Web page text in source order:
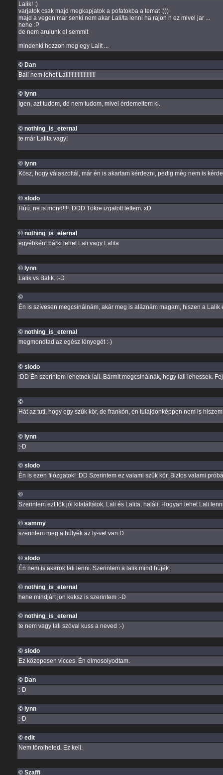
Lalik! :)
varjatok csak majd megkapjatok a pofatokba a temat :)))
majd a vegen mar senki nem akar Lali/ta lenni ha rajon h ez mivel jar ...
hehe :P
de nem arulunk el semmit
mindenki hozzon meg egy Lalit ...
© Dan
Bali nem lehet Lali!!!!!!!!!!!!!!!!!!
© lynn
Igen, azt tudom, de nem tudom, mivel érdemeltem ki.
© nothing_is_eternal
te már Lalita vagy!
© lynn
Kösz, hogy válaszoltál, már én is akartam kérdezni, pedig még nem is
© slodo
Húú, ne is mond!!!! :DDD Tökre izgatott lettem. xD
© nothing_is_eternal
egyébként bárki lehet Lali vagy Lalita
© lynn
Lalik vs Balik. :-D
©
Én is szívesen megcsinálnám, akár meg is aláznám magam, hiszen a
© nothing_is_eternal
megmondtad az egész lényegét :-)
© slodo
:DD Én szerintem lehetnék lali. Bármit megcsinálnák, hogy lali lehessek.
©
Hát az tuti, hogy egy szűk kör, de frankón, én tulajdonképpen nem is
© lynn
:-D
© slodo
Én is ezen filózgatok! :DD Szerintem ez valami szűk kör. Biztos valami
©
Szerintem ezt tök jól kitaláltátok, Lali és Lalita, haláli. Hogyan lehet Lali
© sammy
szerintem meg a hülyék az ly-vel van:D
© slodo
Én nem is akarok lali lenni. Szerintem a lalik mind hüjék.
© nothing_is_eternal
hehe mindjárt jön keksz is szerintem :-D
© nothing_is_eternal
te nem vagy lali szóval kuss a neved :-)
© slodo
Ez közepesen vicces. Én elmosolyodtam.
© Dan
:-D
© lynn
:-D
© edit
Nem törölheted. Ez kell.
© Szaffi